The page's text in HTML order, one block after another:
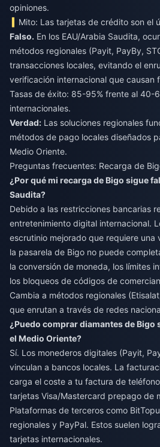
opiniones.
Mito: Las tarjetas de crédito son el
Falso. En los EAU/Arabia Saudita,
métodos regionales (Payit, PayBy,
transacciones locales, evitando el
verificación internacional que causan
Tasas de éxito: 85-95% frente al 40-
internacionales.
Verdad: Las soluciones regionales
métodos de pago locales diseñados
Medio Oriente.
Preguntas frecuentes: Recarga de
¿Por qué mi recarga de Bigo sigue
Saudita?
Debido a las restricciones bancarias
entretenimiento digital internacional.
escrutinio mejorado que requiere una
la pasarela de Bigo no puede
la conversión de moneda, los límites
los bloqueos de códigos de
Cambia a métodos regionales
que enrutan a través de redes
¿Puedo comprar diamantes de Bigo
el Medio Oriente?
Sí. Los monederos digitales (Payit,
vinculan a bancos locales. La
carga el coste a tu factura de
tarjetas Visa/Mastercard prepago de
Plataformas de terceros como
regionales y PayPal. Estos suelen
tarjetas internacionales.